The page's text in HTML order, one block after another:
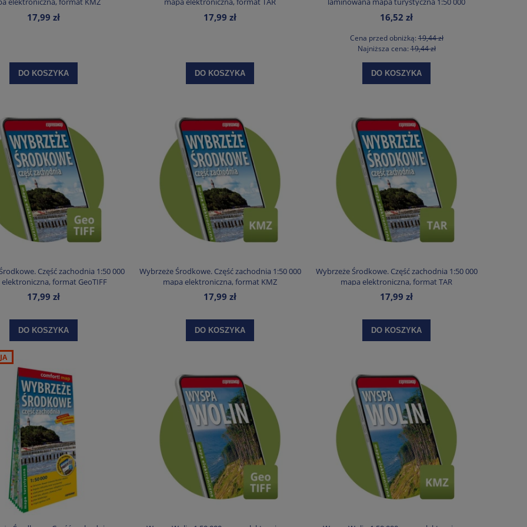
17,99 zł
DO KOSZYKA
17,99 zł
DO KOSZYKA
16,52 zł
Cena przed obniżką:19,44 zł
Najniższa cena:19,44 zł
DO KOSZYKA
Część zachodnia 1:50 000
format GeoTIFF
17,99 zł
DO KOSZYKA
Wybrzeże Środkowe. Część zachodnia 1:50 000
mapa elektroniczna, format KMZ
17,99 zł
DO KOSZYKA
Wybrzeże Środkowe. Część zachodnia 1:50 000
mapa elektroniczna, format TAR
17,99 zł
DO KOSZYKA